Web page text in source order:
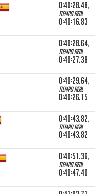
0:40:28.48,
Tiempo real
0:40:16.83
0:40:28.64,
Tiempo real
0:40:27.38
0:40:29.64,
Tiempo real
0:40:26.15
0:40:43.82,
Tiempo real
0:40:43.82
0:40:51.36,
Tiempo real
0:40:47.40